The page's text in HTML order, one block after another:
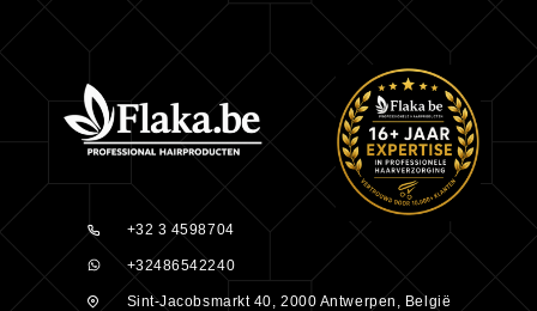
+32 3 4598704
+32486542240
Sint-Jacobsmarkt 40, 2000 Antwerpen, België